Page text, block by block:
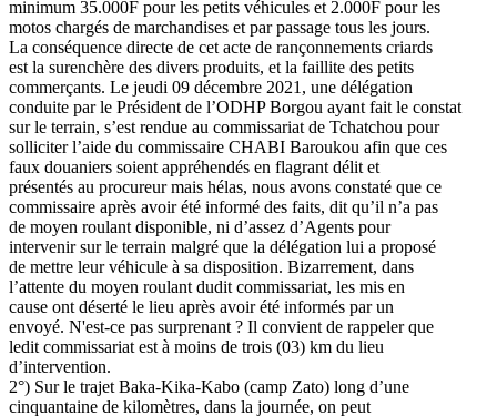
minimum 35.000F pour les petits véhicules et 2.000F pour les
motos chargés de marchandises et par passage tous les jours.
La conséquence directe de cet acte de rançonnements criards
est la surenchère des divers produits, et la faillite des petits
commerçants. Le jeudi 09 décembre 2021, une délégation
conduite par le Président de l’ODHP Borgou ayant fait le constat
sur le terrain, s’est rendue au commissariat de Tchatchou pour
solliciter l’aide du commissaire CHABI Baroukou afin que ces
faux douaniers soient appréhendés en flagrant délit et
présentés au procureur mais hélas, nous avons constaté que ce
commissaire après avoir été informé des faits, dit qu’il n’a pas
de moyen roulant disponible, ni d’assez d’Agents pour
intervenir sur le terrain malgré que la délégation lui a proposé
de mettre leur véhicule à sa disposition. Bizarrement, dans
l’attente du moyen roulant dudit commissariat, les mis en
cause ont déserté le lieu après avoir été informés par un
envoyé. N'est-ce pas surprenant ? Il convient de rappeler que
ledit commissariat est à moins de trois (03) km du lieu
d’intervention.
2°) Sur le trajet Baka-Kika-Kabo (camp Zato) long d’une
cinquantaine de kilomètres, dans la journée, on peut